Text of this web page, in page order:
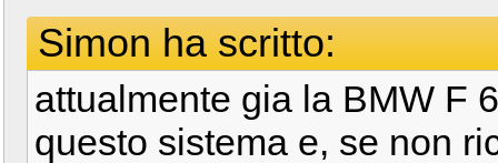
Simon ha scritto:
attualmente gia la BMW F
questo sistema e, se non